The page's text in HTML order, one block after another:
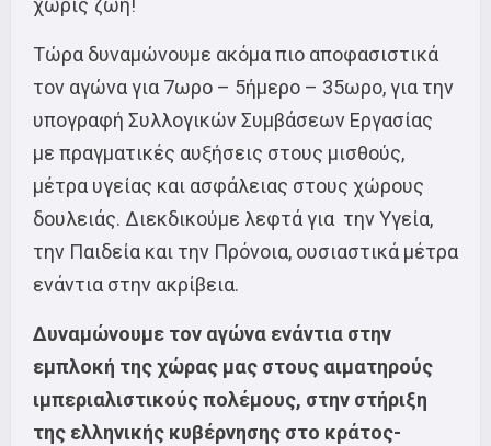
χωρίς ζωή!
Τώρα δυναμώνουμε ακόμα πιο αποφασιστικά
τον αγώνα για 7ωρο – 5ήμερο – 35ωρο, για την
υπογραφή Συλλογικών Συμβάσεων Εργασίας
με πραγματικές αυξήσεις στους μισθούς,
μέτρα υγείας και ασφάλειας στους χώρους
δουλειάς. Διεκδικούμε λεφτά για την Υγεία,
την Παιδεία και την Πρόνοια, ουσιαστικά μέτρα
ενάντια στην ακρίβεια.
Δυναμώνουμε τον αγώνα ενάντια στην
εμπλοκή της χώρας μας στους αιματηρούς
ιμπεριαλιστικούς πολέμους, στην στήριξη
της ελληνικής κυβέρνησης στο κράτος-